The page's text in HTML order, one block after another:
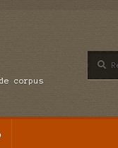
corpus
pour :